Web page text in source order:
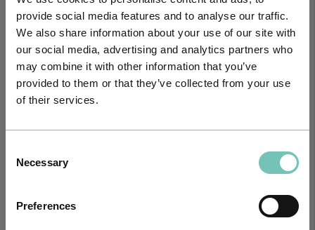
provide social media features and to analyse our traffic.
We also share information about your use of our site with
our social media, advertising and analytics partners who
may combine it with other information that you’ve
provided to them or that they’ve collected from your use
of their services.
Selection
Necessary
Preferences
Notícias Saudáveis
O GRUPO HPA AGORA É CUF: JUNTOS E CADA VEZ MAIS